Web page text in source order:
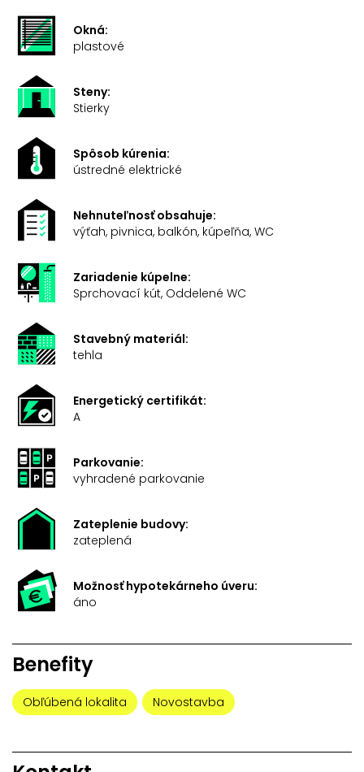
Okná:
plastové
Steny:
Stierky
Spôsob kúrenia:
ústredné elektrické
Nehnuteľnosť obsahuje:
výťah, pivnica, balkón, kúpeľňa, WC
Zariadenie kúpelne:
Sprchovací kút, Oddelené WC
Stavebný materiál:
tehla
Energetický certifikát:
A
Parkovanie:
vyhradené parkovanie
Zateplenie budovy:
zateplená
Možnosť hypotekárneho úveru:
áno
Benefity
Obľúbená lokalita Novostavba